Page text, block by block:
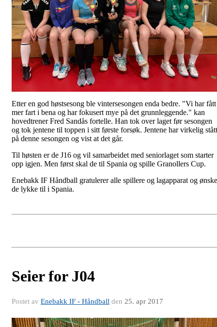
Etter en god høstsesong ble vintersesongen enda bedre. "Vi har fått
mer fart i bena og har fokusert mye på det grunnleggende." kan
hovedtrener Fred Sandås fortelle. Han tok over laget før sesongen
og tok jentene til toppen i sitt første forsøk. Jentene har virkelig stått
på denne sesongen og vist at det går.
Til høsten er de J16 og vil samarbeidet med seniorlaget som starter
opp igjen. Men først skal de til Spania og spille Granollers Cup.
Enebakk IF Håndball gratulerer alle spillere og lagapparat og
de lykke til i Spania.
Seier for J04
Postet av Enebakk IF - Håndball den 25. apr 2017